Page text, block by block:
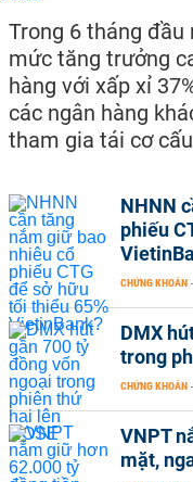
Trong 6 tháng đầu
mức tăng trưởng
hàng với xấp xỉ
các ngân hàng
tham gia tái cơ
NHNN
phiếu
CHỨNG KHOÁN -
DMX
trong
CHỨNG KHOÁN -
VNPT
mặt,